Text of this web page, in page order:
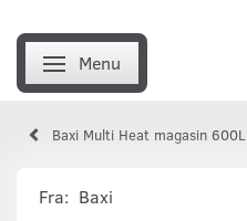
Skifte navigation
Menu
Baxi Multi Heat magasin 600L
Fra: Baxi